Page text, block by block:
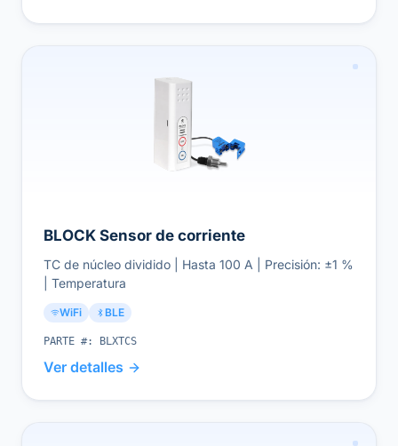
BLOCK Sensor de corriente
TC de núcleo dividido | Hasta 100 A | Precisión: ±1 %
| Temperatura
WiFi BLE
PARTE #: BLXTCS
Ver detalles